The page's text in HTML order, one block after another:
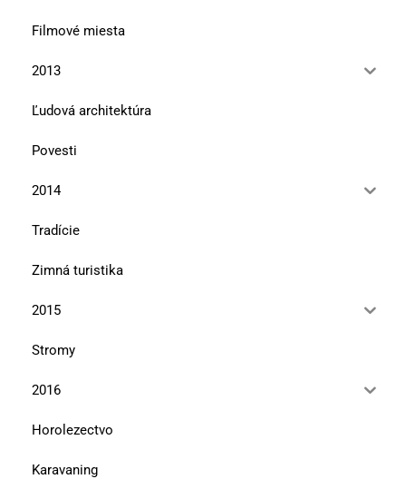
Filmové miesta
2013
Ľudová architektúra
Povesti
2014
Tradície
Zimná turistika
2015
Stromy
2016
Horolezectvo
Karavaning